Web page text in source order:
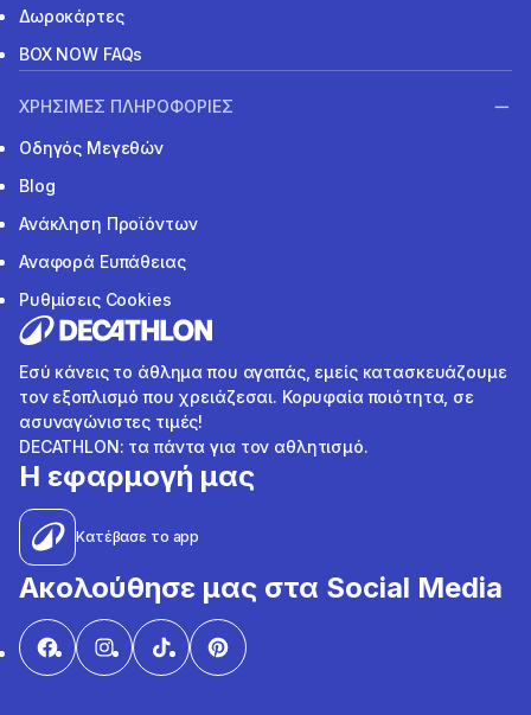
Δωροκάρτες
BOX NOW FAQs
ΧΡΗΣΙΜΕΣ ΠΛΗΡΟΦΟΡΙΕΣ
Οδηγός Μεγεθών
Blog
Ανάκληση Προϊόντων
Αναφορά Ευπάθειας
Ρυθμίσεις Cookies
Εσύ κάνεις το άθλημα που αγαπάς, εμείς κατασκευάζουμε
τον εξοπλισμό που χρειάζεσαι. Κορυφαία ποιότητα, σε
ασυναγώνιστες τιμές!
DECATHLON: τα πάντα για τον αθλητισμό.
Η εφαρμογή μας
Κατέβασε το app
Ακολούθησε μας στα Social Media